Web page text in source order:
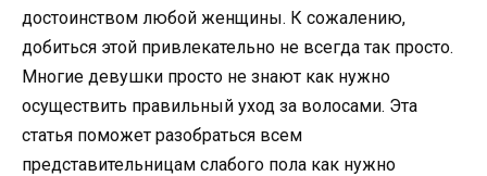
достоинством любой женщины. К сожалению,
добиться этой привлекательно не всегда так просто.
Многие девушки просто не знают как нужно
осуществить правильный уход за волосами. Эта
статья поможет разобраться всем
представительницам слабого пола как нужно